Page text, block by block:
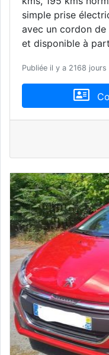
simple prise
avec un cordon de
et disponible à
Publiée il y a 2168
Previous